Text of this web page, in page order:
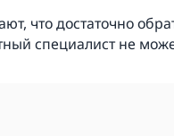
что достаточно
специалист не